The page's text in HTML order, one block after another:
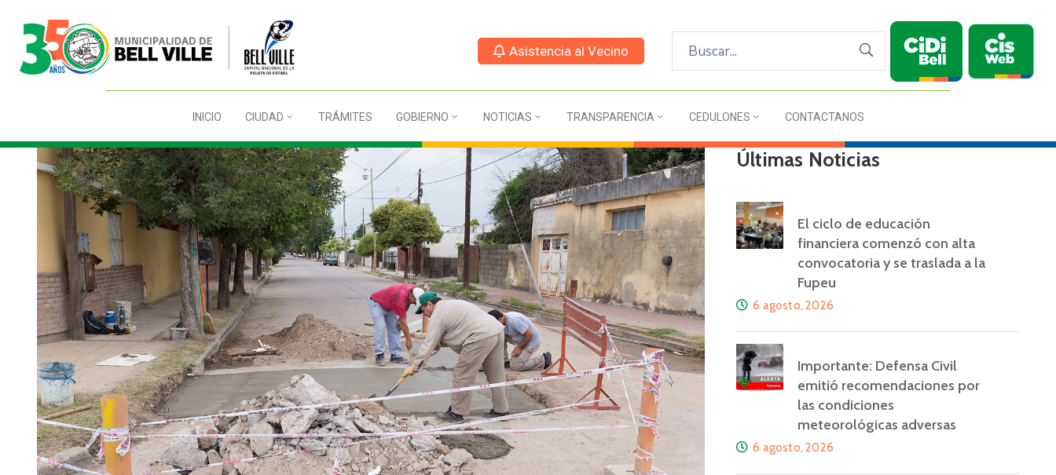
Asistencia al Vecino
INICIO CIUDAD TRÁMITES GOBIERNO NOTICIAS TRANSPARENCIA CEDULONES CONTACTANOS
Últimas Noticias
El ciclo de educación
financiera comenzó con alta
convocatoria y se traslada a la
Fupeu
6 agosto, 2026
Importante: Defensa Civil
emitió recomendaciones por
las condiciones
meteorológicas adversas
6 agosto, 2026